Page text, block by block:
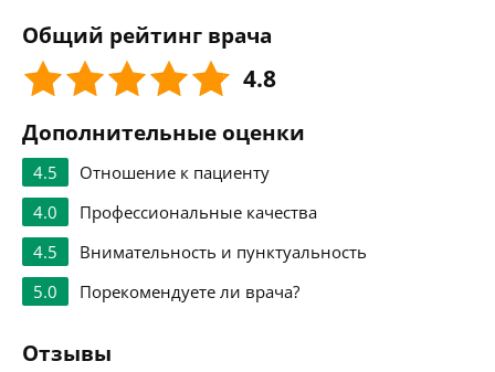
Общий рейтинг врача
4.8
Дополнительные оценки
4.5
Отношение к пациенту
4.0
Профессиональные качества
4.5
Внимательность и пунктуальность
5.0
Порекомендуете ли врача?
Отзывы